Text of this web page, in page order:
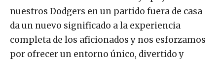
nuestros Dodgers en un partido fuera de casa
da un nuevo significado a la experiencia
completa de los aficionados y nos esforzamos
por ofrecer un entorno único, divertido y